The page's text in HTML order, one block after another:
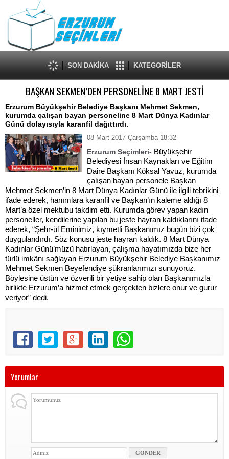
SON DAKİKA KATEGORİLER
BAŞKAN SEKMEN’DEN PERSONELİNE 8 MART JESTİ
Erzurum Büyükşehir Belediye Başkanı Mehmet Sekmen,
kurumda çalışan bayan personeline 8 Mart Dünya Kadınlar
Günü dolayısıyla karanfil dağıttırdı.
08 Mart 2017 Çarşamba 18:32
Erzurum Seçimleri- Büyükşehir
Belediyesi İnsan Kaynakları ve Eğitim
Daire Başkanı Köksal Yavuz, kurumda
çalışan bayan personele Başkan
Mehmet Sekmen’in 8 Mart Dünya Kadınlar Günü ile ilgili tebrikini
ifade ederek, hanımlara karanfil ve Başkan’ın kaleme aldığı 8
Mart’a özel mektubu takdim etti. Kurumda görev yapan kadın
personeller, kendilerine yapılan bu jeste hayran kaldıklarını ifade
ederek, “Şehr-ül Eminimiz, kıymetli Başkanımız bugün bizi çok
duygulandırdı. Söz konusu jeste hayran kaldık. 8 Mart Dünya
Kadınlar Günü’müzü hatırlayan, çalışma hayatımızda bize her
türlü imkânı sağlayan Erzurum Büyükşehir Belediye Başkanımız
Mehmet Sekmen Beyefendiye şükranlarımızı sunuyoruz.
Böylesine üstün ve özverili bir yetiye sahip olan Başkanımızla
birlikte Erzurum’a hizmet etmek gerçekten bizlere onur ve gurur
veriyor” dedi.
Yorumlar